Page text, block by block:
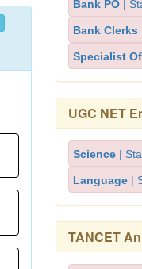
Bank PO |
Bank Clerks
Specialist
UGC NET
Science |
Language |
TANCET